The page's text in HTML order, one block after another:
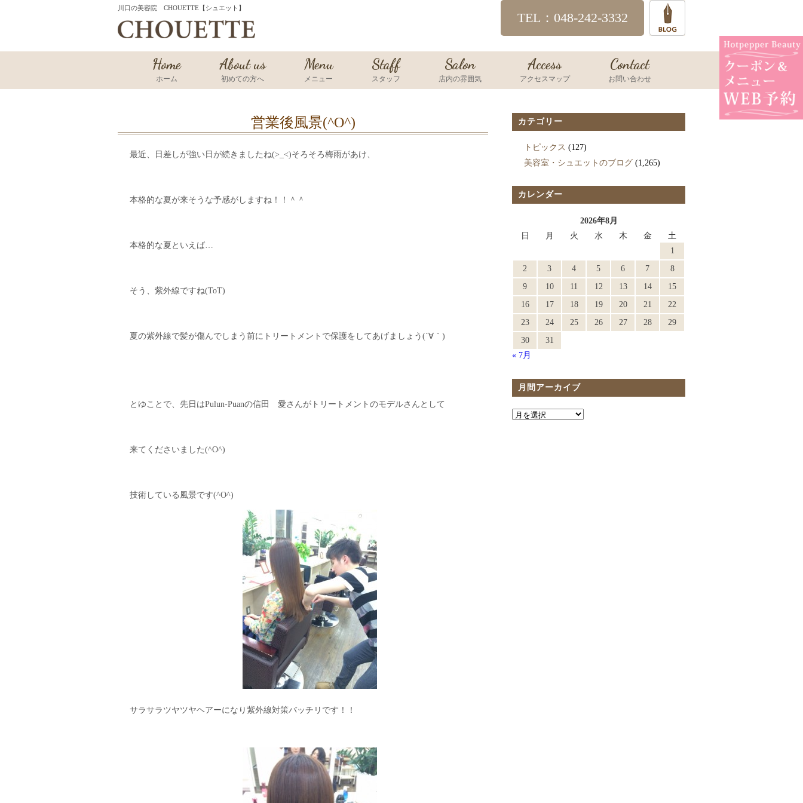
川口の美容院 CHOUETTE【シュエット】
TEL：048-242-3332
Home
ホーム
About us
初めての方へ
Menu
メニュー
Staff
スタッフ
Salon
店内の雰囲気
Access
アクセスマップ
Contact
お問い合わせ
営業後風景(^O^)
最近、日差しが強い日が続きましたね(>_<)そろそろ梅雨があけ、
本格的な夏が来そうな予感がしますね！！＾＾
本格的な夏といえば…
そう、紫外線ですね(ToT)
夏の紫外線で髪が傷んでしまう前にトリートメントで保護をしてあげましょう(´∀｀)
とゆことで、先日はPulun-Puanの信田 愛さんがトリートメントのモデルさんとして
来てくださいました(^O^)
技術している風景です(^O^)
サラサラツヤツヤヘアーになり紫外線対策バッチリです！！
カテゴリー
トピックス (127)
美容室・シュエットのブログ (1,265)
カレンダー
2026年8月
日
月 火 水 木 金
土
1
2
3 4 5 6 7
8
9
10 11 12 13 14
15
16
17 18 19 20 21
22
23
24 25 26 27 28
29
30
31
« 7月
月間アーカイブ